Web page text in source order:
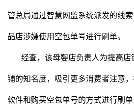
管总局通过智慧网监系统派发的线
品店涉嫌使用空包单号进行刷单。
经查，该母婴店负责人为提高
铺的知名度，吸引更多消费者注意
软件和购买空包单号的方式进行刷